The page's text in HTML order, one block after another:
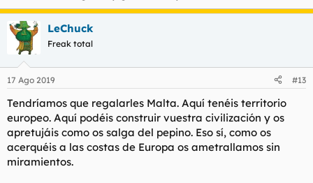
LeChuck
Freak total
17 Ago 2019 #13
Tendríamos que regalarles Malta. Aquí tenéis territorio
europeo. Aquí podéis construir vuestra civilización y os
apretujáis como os salga del pepino. Eso sí, como os
acerquéis a las costas de Europa os ametrallamos sin
miramientos.